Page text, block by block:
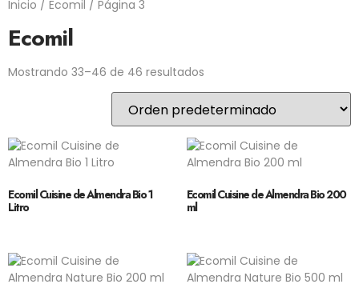
Inicio / Ecomil / Página 3
Ecomil
Mostrando 33–46 de 46 resultados
Ecomil Cuisine de Almendra Bio 1
Litro
Ecomil Cuisine de Almendra Bio 200
ml